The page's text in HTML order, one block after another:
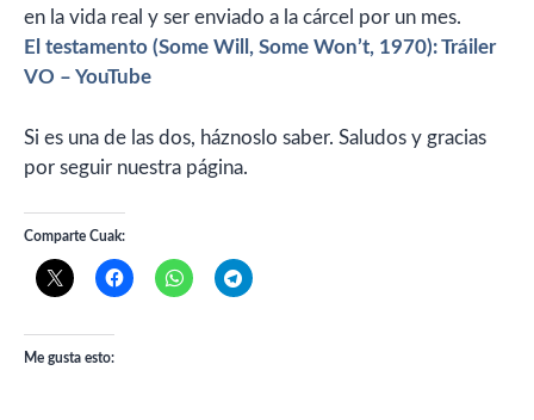
en la vida real y ser enviado a la cárcel por un mes.
El testamento (Some Will, Some Won’t, 1970): Tráiler
VO – YouTube
Si es una de las dos, háznoslo saber. Saludos y gracias
por seguir nuestra página.
Comparte Cuak:
Me gusta esto: